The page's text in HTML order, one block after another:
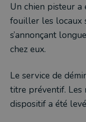
Un chien pisteur a
fouiller les locaux
s’annonçant
chez eux.
Le service de
titre préventif. Les
dispositif a été